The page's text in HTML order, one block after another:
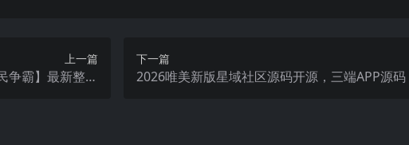
上一篇
争霸】最新整理
下一篇
2026唯美新版星域社区源码开源，三端APP源码